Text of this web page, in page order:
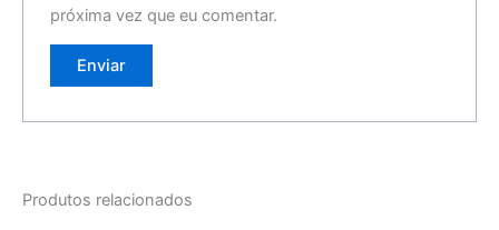
próxima vez que eu comentar.
Produtos relacionados